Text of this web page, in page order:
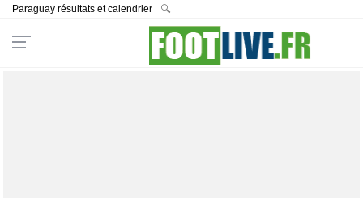
Paraguay résultats et calendrier 🔍